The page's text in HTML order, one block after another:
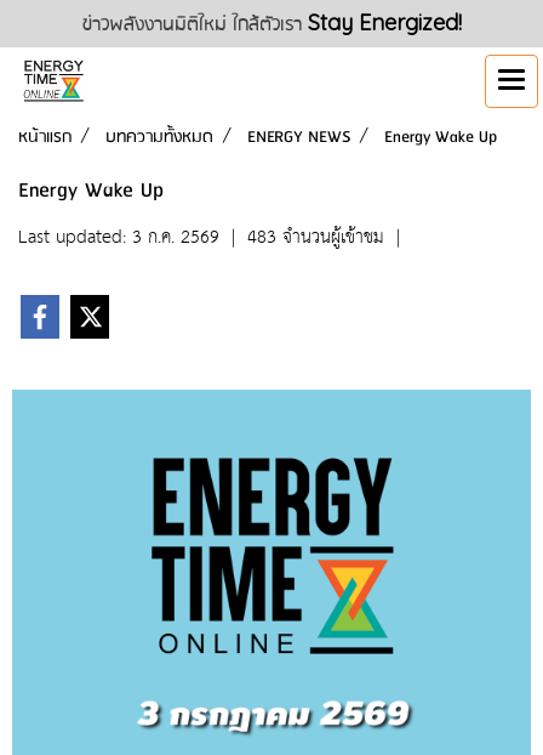
ข่าวพลังงานมิติใหม่ ใกล้ตัวเรา Stay Energized!
หน้าแรก บทความทั้งหมด ENERGY NEWS Energy Wake Up
Energy Wake Up
Last updated: 3 ก.ค. 2569 | 483 จำนวนผู้เข้าชม |